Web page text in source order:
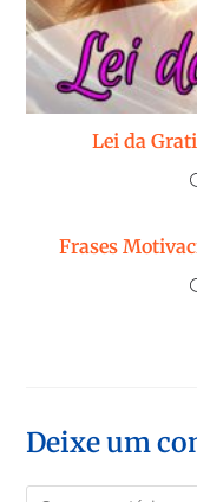
Lei da
Frases
Deixe um